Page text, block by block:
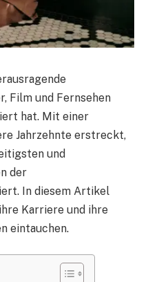
Film und Fernsehen
hat. Mit einer
Jahrzehnte erstreckt,
und
der
In diesem Artikel
Karriere und ihre
eintauchen.